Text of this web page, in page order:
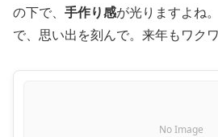
の下で、 手作り感が光りますよね
で、思い出を刻んで。来年もワク
No Image